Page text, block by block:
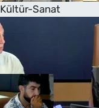
Kültür-Sanat